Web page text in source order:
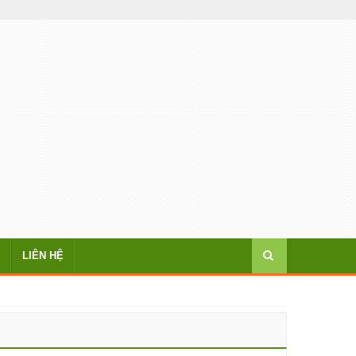
LIÊN HỆ